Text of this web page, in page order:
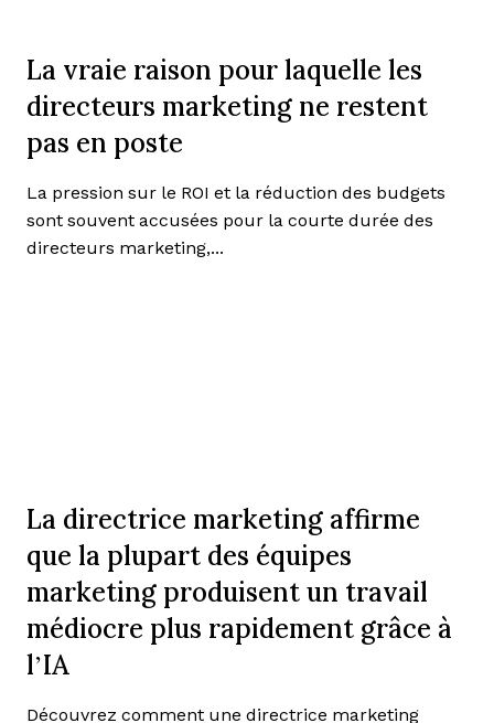
La vraie raison pour laquelle les
directeurs marketing ne restent
pas en poste
La pression sur le ROI et la réduction des budgets
sont souvent accusées pour la courte durée des
directeurs marketing,...
La directrice marketing affirme
que la plupart des équipes
marketing produisent un travail
médiocre plus rapidement grâce à
l’IA
Découvrez comment une directrice marketing